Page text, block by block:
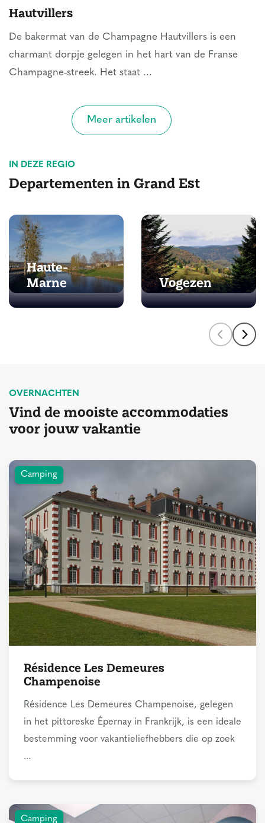
Hautvillers
De bakermat van de Champagne Hautvillers is een
charmant dorpje gelegen in het hart van de Franse
Champagne-streek. Het staat ...
Meer artikelen
IN DEZE REGIO
Departementen in Grand Est
Haute-
Marne
Vogezen
OVERNACHTEN
Vind de mooiste accommodaties
voor jouw vakantie
Camping
Résidence Les Demeures
Champenoise
Résidence Les Demeures Champenoise, gelegen
in het pittoreske Épernay in Frankrijk, is een ideale
bestemming voor vakantieliefhebbers die op zoek
...
Camping